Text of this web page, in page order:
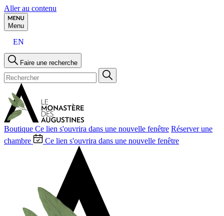
Aller au contenu
Menu
EN
Faire une recherche
Boutique Ce lien s'ouvrira dans une nouvelle fenêtre Réserver une
chambre
Ce lien s'ouvrira dans une nouvelle fenêtre